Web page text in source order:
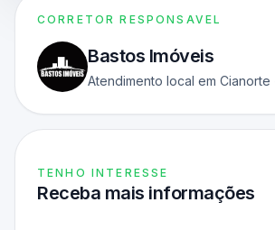
CORRETOR RESPONSAVEL
Bastos Imóveis
Atendimento local em Cianorte
TENHO INTERESSE
Receba mais informações